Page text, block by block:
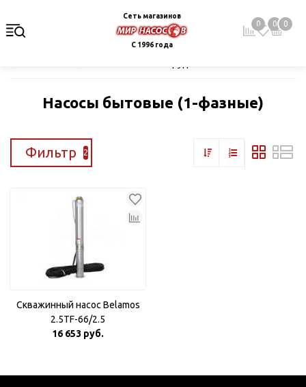
Сеть магазинов
С 1996 года
0 0 0
Насосы бытовые (1-фазные)
Фильтр 2
Скважинный насос Belamos
2.5TF-66/2.5
16 653 руб.